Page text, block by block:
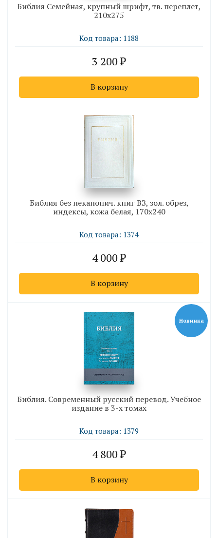
Библия Семейная, крупный шрифт, тв. переплет,
210х275
Код товара: 1188
3 200
В корзину
Библия без неканонич. книг ВЗ, зол. обрез,
индексы, кожа белая, 170х240
Код товара: 1374
4 000
В корзину
Новинка
Библия. Современный русский перевод. Учебное
издание в 3-х томах
Код товара: 1379
4 800
В корзину